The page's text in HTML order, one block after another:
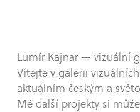
Lumír Kajnar — vizuální
Vítejte v galerii
aktuálním českým a
Mé další projekty si